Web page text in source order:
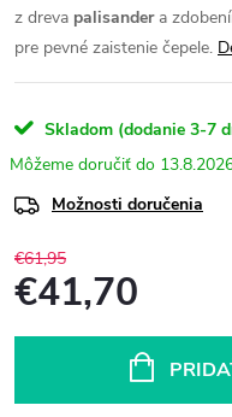
z dreva palisandera
pre pevné zaistenie čepele.
Skladom (dodanie 3-7
Možnosti doručenia
€61,95
€41,70